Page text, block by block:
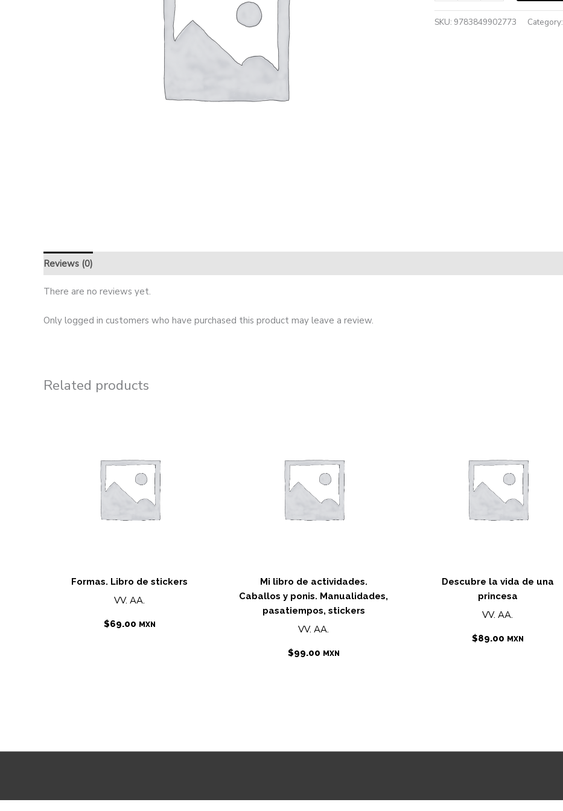
SKU: 9783849902773 Category:
Reviews (0)
There are no reviews yet.
Only logged in customers who have purchased this product may leave a review.
Related products
Formas. Libro de stickers
VV. AA.
$69.00 MXN
Mi libro de actividades.
Caballos y ponis. Manualidades,
pasatiempos, stickers
VV. AA.
$99.00 MXN
Descubre la vida de una
princesa
VV. AA.
$89.00 MXN